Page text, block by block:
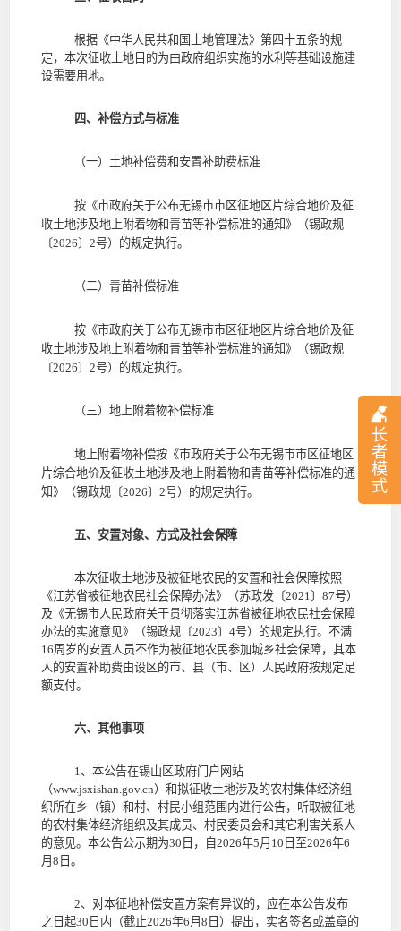
长
者
模
式
根据《中华人民共和国土地管理法》第四十五条的规
定，本次征收土地目的为由政府组织实施的水利等基础设施建
设需要用地。
四、补偿方式与标准
（一）土地补偿费和安置补助费标准
按《市政府关于公布无锡市市区征地区片综合地价及征
收土地涉及地上附着物和青苗等补偿标准的通知》（锡政规
〔2026〕 2号）的规定执行。
（二）青苗补偿标准
按《市政府关于公布无锡市市区征地区片综合地价及征
收土地涉及地上附着物和青苗等补偿标准的通知》（锡政规
〔2026〕 2号）的规定执行。
（三）地上附着物补偿标准
地上附着物补偿按《市政府关于公布无锡市市区征地区
片综合地价及征收土地涉及地上附着物和青苗等补偿标准的通
知》（锡政规〔2026〕 2号）的规定执行。
五、安置对象、方式及社会保障
本次征收土地涉及被征地农民的安置和社会保障按照
《江苏省被征地农民社会保障办法》（苏政发〔2021 〕 87号）
及《无锡市人民政府关于贯彻落实江苏省被征地农民社会保障
办法的实施意见》（锡政规〔2023〕 4号）的规定执行。不满
16周岁的安置人员不作为被征地农民参加城乡社会保障，其本
人的安置补助费由设区的市、县（市、区）人民政府按规定足
额支付。
六、其他事项
1 、本公告在锡山区政府门户网站
（www.jsxishan .gov.cn） 和拟征收土地涉及的农村集体经济组
织所在乡（镇）和村、村民小组范围内进行公告，听取被征地
的农村集体经济组织及其成员、村民委员会和其它利害关系人
的意见。本公告公示期为30 日 ，自2026年5 月 10 日至2026年6
月 8 日 。
2、对本征地补偿安置方案有异议的，应在本公告发布
之日起30 日内（截止2026年6 月 8 日）提出，实名签名或盖章的